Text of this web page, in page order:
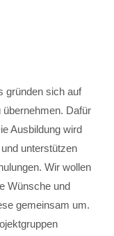
gründen sich auf
Dafür
Ausbildung wird
unterstützen
Wir wollen
Wünsche und
gemeinsam um.